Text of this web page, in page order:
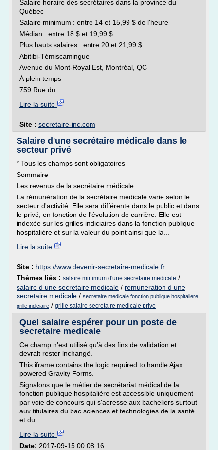
Salaire horaire des secrétaires dans la province du
Québec
Salaire minimum : entre 14 et 15,99 $ de l'heure
Médian : entre 18 $ et 19,99 $
Plus hauts salaires : entre 20 et 21,99 $
Abitibi-Témiscamingue
Avenue du Mont-Royal Est, Montréal, QC
À plein temps
759 Rue du...
Lire la suite
Site : secretaire-inc.com
Salaire d'une secrétaire médicale dans le
secteur privé
* Tous les champs sont obligatoires
Sommaire
Les revenus de la secrétaire médicale
La rémunération de la secrétaire médicale varie selon le
secteur d'activité. Elle sera différente dans le public et dans
le privé, en fonction de l'évolution de carrière. Elle est
indexée sur les grilles indiciaires dans la fonction publique
hospitalière et sur la valeur du point ainsi que la...
Lire la suite
Site : https://www.devenir-secretaire-medicale.fr
Thèmes liés : salaire minimum d'une secretaire medicale /
salaire d une secretaire medicale / remuneration d une
secretaire medicale / secretaire medicale fonction publique hospitaliere
grille indiciaire / grille salaire secretaire medicale prive
Quel salaire espérer pour un poste de
secretaire medicale
Ce champ n'est utilisé qu'à des fins de validation et
devrait rester inchangé.
This iframe contains the logic required to handle Ajax
powered Gravity Forms.
Signalons que le métier de secrétariat médical de la
fonction publique hospitalière est accessible uniquement
par voie de concours qui s'adresse aux bacheliers surtout
aux titulaires du bac sciences et technologies de la santé
et du...
Lire la suite
Date: 2017-09-15 00:08:16